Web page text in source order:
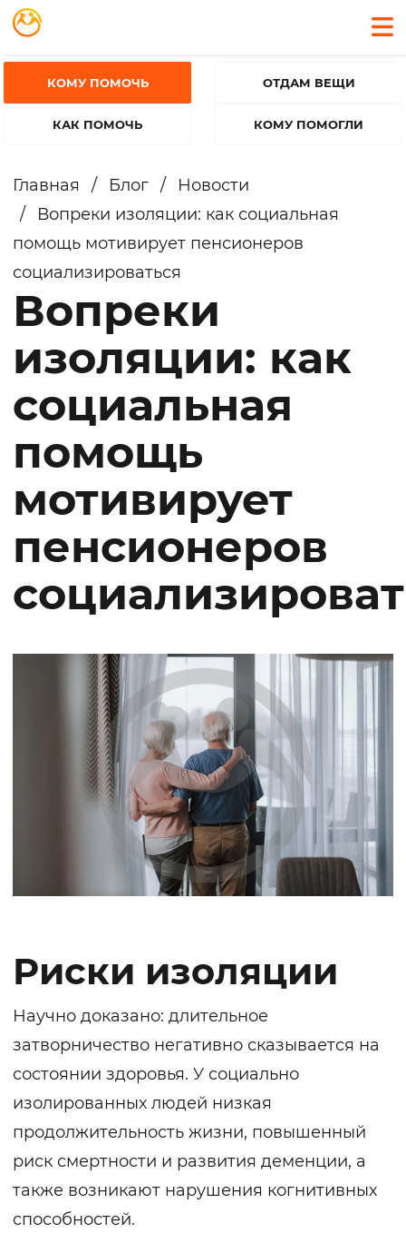
КОМУ ПОМОЧЬ
КАК ПОМОЧЬ
ОТДАМ ВЕЩИ
КОМУ ПОМОГЛИ
Главная / Блог /
Новости
/
Вопреки изоляции: как социальная
помощь мотивирует пенсионеров
социализироваться
Вопреки
изоляции: как
социальная
помощь
мотивирует
пенсионеров
Риски изоляции
Научно доказано: длительное
затворничество негативно сказывается на
состоянии здоровья. У социально
изолированных людей низкая
продолжительность жизни, повышенный
риск смертности и развития деменции, а
также возникают нарушения когнитивных
способностей.